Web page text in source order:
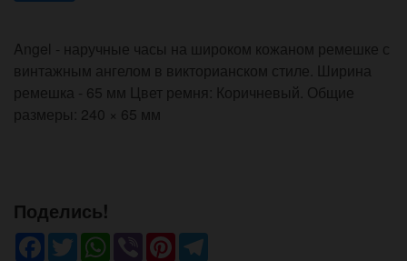
Angel - наручные часы на широком кожаном ремешке с
винтажным ангелом в викторианском стиле. Ширина
ремешка - 65 мм Цвет ремня: Коричневый. Общие
размеры: 240 × 65 мм
Поделись!
Facebook
TwitterWhatsApp
ViberPinterest